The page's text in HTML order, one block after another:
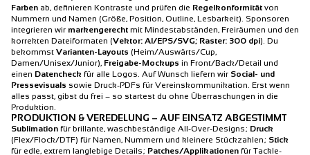
Farben ab, definieren Kontraste und prüfen die Regelkonformität von
Nummern und Namen (Größe, Position, Outline, Lesbarkeit). Sponsoren
integrieren wir markengerecht mit Mindestabständen, Freiräumen und den
korrekten Dateiformaten (Vektor: AI/EPS/SVG; Raster: 300 dpi). Du
bekommst Varianten-Layouts (Heim/Auswärts/Cup,
Damen/Unisex/Junior), Freigabe-Mockups in Front/Back/Detail und
einen Datencheck für alle Logos. Auf Wunsch liefern wir Social- und
Pressevisuals sowie Druck-PDFs für Vereinskommunikation. Erst wenn
alles passt, gibst du frei – so startest du ohne Überraschungen in die
Produktion.
PRODUKTION & VEREDELUNG – AUF EINSATZ ABGESTIMMT
Sublimation für brillante, waschbeständige All-Over-Designs; Druck
(Flex/Flock/DTF) für Namen, Nummern und kleinere Stückzahlen; Stick
für edle, extrem langlebige Details; Patches/Applikationen für Tackle-